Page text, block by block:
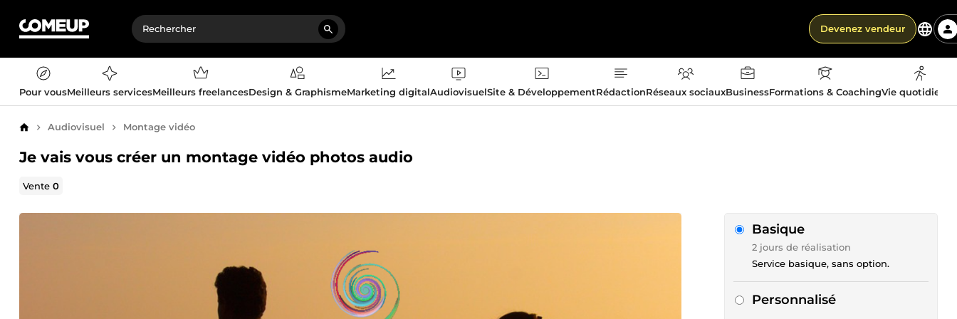
Devenez vendeur
Pour vousMeilleurs servicesMeilleurs freelancesDesign & GraphismeMarketing digitalAudiovisuelSite & DéveloppementRédactionRéseaux sociauxBusinessFormations & CoachingVie
AccueilAudiovisuel Montage vidéo
Je vais vous créer un montage vidéo photos audio
Vente0
Basique
2 jours de réalisation
Service basique, sans option.
Personnalisé